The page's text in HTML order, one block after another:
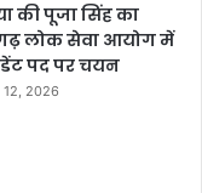
की पूजा सिंह का
लोक सेवा आयोग में
पद पर चयन
12, 2026